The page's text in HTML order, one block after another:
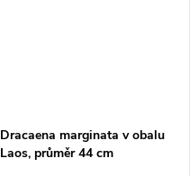
Dracaena marginata v obalu
Laos, průměr 44 cm